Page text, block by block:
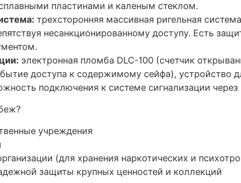
пластинами и каленым стеклом.
трехсторонняя массивная ригельная
несанкционированному доступу. Есть
электронная пломба DLC-100 (счетчик
доступа к содержимому сейфа), устройство
подключения к системе сигнализации через
учреждения
(для хранения наркотических и
защиты крупных ценностей и коллекций